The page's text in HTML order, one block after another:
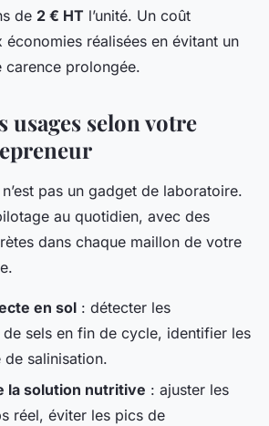
de 2 € HT l’unité. Un coût
réalisées en évitant un
carence prolongée.
usages selon votre
pas un gadget de laboratoire.
au quotidien, avec des
dans chaque maillon de votre
en sol : détecter les
sels en fin de cycle, identifier les
de salinisation.
la solution nutritive : ajuster les
réel, éviter les pics de